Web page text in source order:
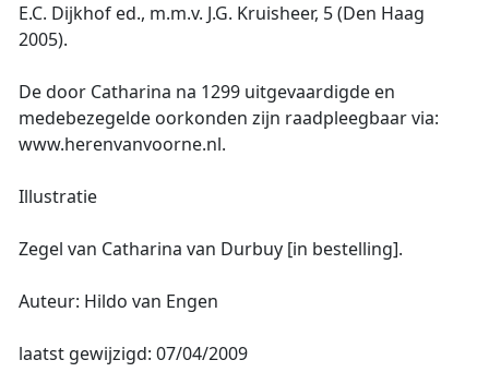
E.C. Dijkhof ed., m.m.v. J.G. Kruisheer, 5 (Den Haag
2005).
De door Catharina na 1299 uitgevaardigde en
medebezegelde oorkonden zijn raadpleegbaar via:
www.herenvanvoorne.nl.
Illustratie
Zegel van Catharina van Durbuy [in bestelling].
Auteur: Hildo van Engen
laatst gewijzigd: 07/04/2009